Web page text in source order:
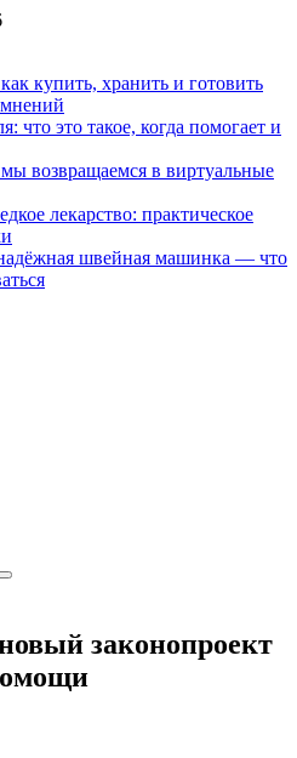
купить, хранить и готовить
что это такое, когда помогает и
возвращаемся в виртуальные
лекарство: практическое
швейная машинка — что
законопроект